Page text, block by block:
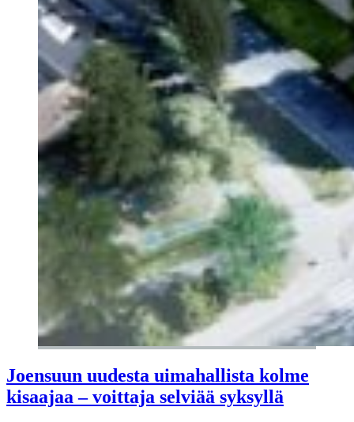
Joensuun uudesta uimahallista kolme
kisaajaa – voittaja selviää syksyllä